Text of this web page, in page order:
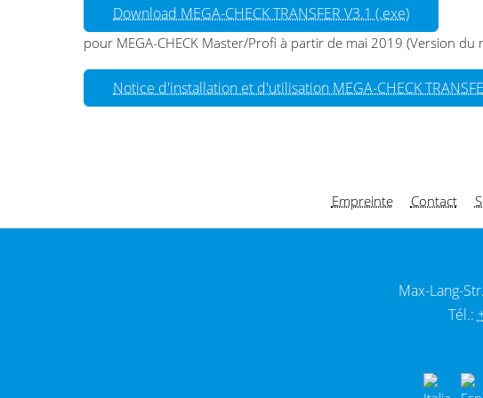
Download MEGA-CHECK TRANSFER V3.1 (.exe)
pour MEGA-CHECK Master/Profi à partir de mai 2019 (Version
Notice d'installation et d'utilisation MEGA-CHECK
Empreinte Contact
Max-Lang-
Tél.: